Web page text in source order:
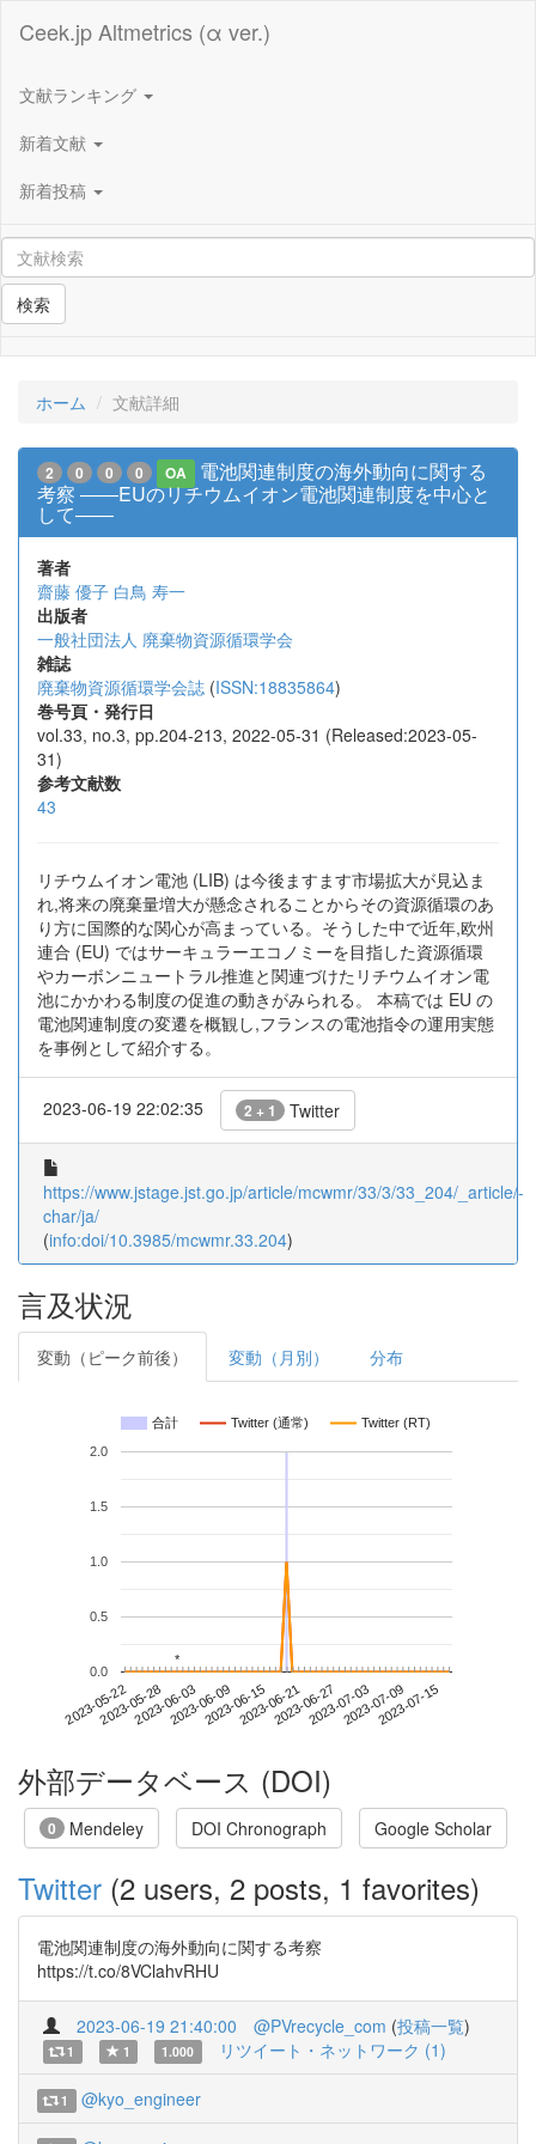
Ceek.jp Altmetrics (α ver.)
文献ランキング
新着文献
新着投稿
検索
ホーム 文献詳細
2 0 0 0 OA
電池関連制度の海外動向に関する
考察 ――EUのリチウムイオン電池関連制度を中心と
して――
著者
齋藤 優子 白鳥 寿一
出版者
一般社団法人 廃棄物資源循環学会
雑誌
廃棄物資源循環学会誌 (ISSN:18835864)
巻号頁・発行日
vol.33, no.3, pp.204-213, 2022-05-31 (Released:2023-05-
31)
参考文献数
43
リチウムイオン電池 (LIB) は今後ますます市場拡大が見込ま
れ,将来の廃棄量増大が懸念されることからその資源循環のあ
り方に国際的な関心が高まっている。そうした中で近年,欧州
連合 (EU) ではサーキュラーエコノミーを目指した資源循環
やカーボンニュートラル推進と関連づけたリチウムイオン電
池にかかわる制度の促進の動きがみられる。 本稿では EU の
電池関連制度の変遷を概観し,フランスの電池指令の運用実態
を事例として紹介する。
2023-06-19 22:02:35 2 + 1 Twitter
https://www.jstage.jst.go.jp/article/mcwmr/33/3/33_204/_article/-
char/ja/
(info:doi/10.3985/mcwmr.33.204)
言及状況
変動（ピーク前後） 変動（月別） 分布
合計 Twitter (通常) Twitter (RT)
2023-05-222023-05-282023-06-032023-06-092023-06-152023-06-212023-06-272023-07-032023-07-092023-07-15
0.0
0.5
1.0
1.5
2.0
**
外部データベース (DOI)
0 Mendeley DOI Chronograph Google Scholar
Twitter (2 users, 2 posts, 1 favorites)
電池関連制度の海外動向に関する考察
https://t.co/8VClahvRHU
2023-06-19 21:40:00 @PVrecycle_com (投稿一覧)
1 1 1.000 リツイート・ネットワーク (1)
1 @kyo_engineer